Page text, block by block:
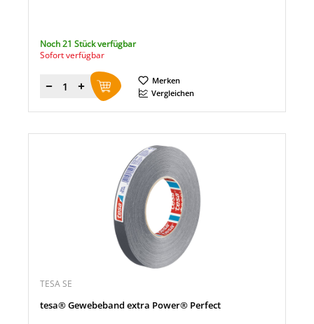
Noch 21 Stück verfügbar
Sofort verfügbar
Menge
Merken
Vergleichen
TESA SE
tesa® Gewebeband extra Power® Perfect